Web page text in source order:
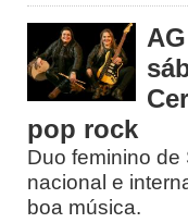
pop rock
Duo feminino
nacional e
boa música.